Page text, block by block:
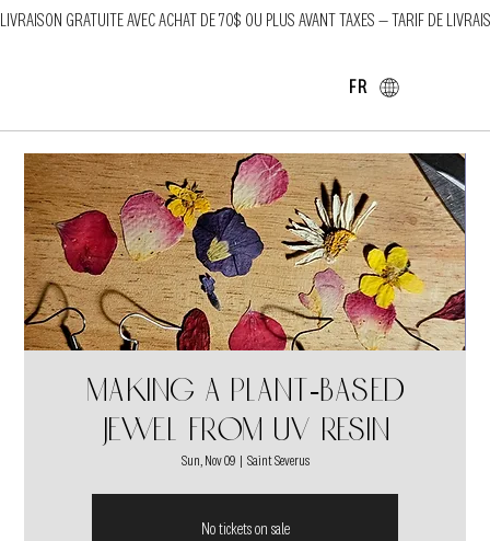
LIVRAISON GRATUITE AVEC ACHAT DE 70$ OU PLUS AVANT TAXES — TARIF DE
FR
Making a plant-based
jewel from UV resin
Sun, Nov 09
  |
Saint Severus
No tickets on sale